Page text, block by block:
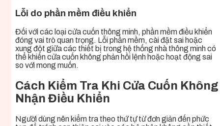
Lỗi do phần mềm điều khiển
Đối với các loại cửa cuốn thông minh, phần mềm điều khiển
đóng vai trò quan trọng. Lỗi phần mềm, cài đặt sai hoặc
xung đột giữa các thiết bị trong hệ thống nhà thông minh có
thể khiến cửa cuốn không phản hồi lệnh hoặc hoạt động sai
so với mong muốn.
Cách Kiểm Tra Khi Cửa Cuốn Không
Nhận Điều Khiển
Người dùng nên kiểm tra theo thứ tự từ đơn giản đến phức